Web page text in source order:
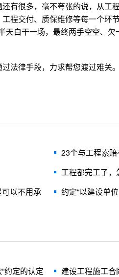
有很多，毫不夸张的说，从工
程交付、质保维修等每一个环
白干一场，最终两手空空、
法律手段，力求帮您渡过难关。
23个与工程索
工程都完工了，
以不用承
约定“以建设单
约定的认定
建设工程施工